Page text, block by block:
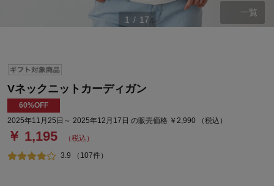
1 / 17
一覧
Vネックニットカーディガン
60%OFF
2025年11月25日～ 2025年12月17日 の販売価格 ￥2,990 （税込）
￥ 1,195 （税込）
3.9 （107件）